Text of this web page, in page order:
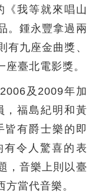
《我等就來唱山
。鍾永豐拿過兩
有九座金曲獎、
臺北電影獎。
及2009年加
，福島紀明和黃
皆有爵士樂的即
令人驚喜的表
，音樂上則以臺
當代音樂。